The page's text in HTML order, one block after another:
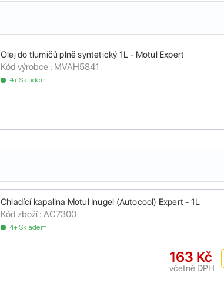
Olej do tlumičů plně syntetický 1L - Motul Expert
Kód výrobce : MVAH5841
4+ Skladem
Chladící kapalina Motul Inugel (Autocool) Expert - 1L
Kód zboží : AC7300
4+ Skladem
163 Kč
včetně DPH